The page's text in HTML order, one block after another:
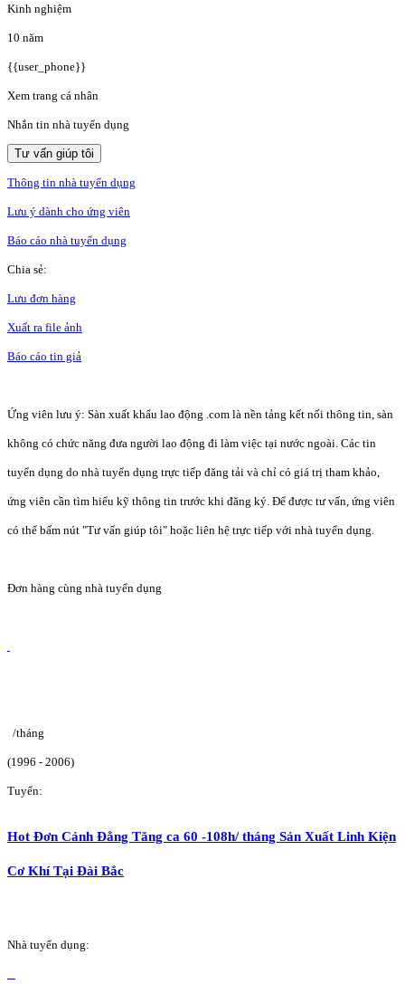
Kinh nghiệm
10 năm
{{user_phone}}
Xem trang cá nhân
Nhắn tin nhà tuyển dụng
Tư vấn giúp tôi
Thông tin nhà tuyển dụng
Lưu ý dành cho ứng viên
Báo cáo nhà tuyển dụng
Chia sẻ:
Lưu đơn hàng
Xuất ra file ảnh
Báo cáo tin giả
Ứng viên lưu ý: Sàn xuất khẩu lao động .com là nền tảng kết nối thông tin, sàn
không có chức năng đưa người lao động đi làm việc tại nước ngoài. Các tin
tuyển dụng do nhà tuyển dụng trực tiếp đăng tải và chỉ có giá trị tham khảo,
ứng viên cần tìm hiểu kỹ thông tin trước khi đăng ký. Để được tư vấn, ứng viên
có thể bấm nút "Tư vấn giúp tôi" hoặc liên hệ trực tiếp với nhà tuyển dụng.
Đơn hàng cùng nhà tuyển dụng
/tháng
(1996 - 2006)
Tuyển:
Hot Đơn Cảnh Đằng Tăng ca 60 -108h/ tháng Sản Xuất Linh Kiện
Cơ Khí Tại Đài Bắc
Nhà tuyển dụng: